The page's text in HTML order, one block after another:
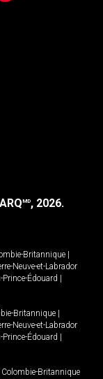
MD, 2026.
Britannique
Neuve-et-Labrador
Prince-Édouard
Britannique
Neuve-et-Labrador
Prince-Édouard
Colombie-Britannique